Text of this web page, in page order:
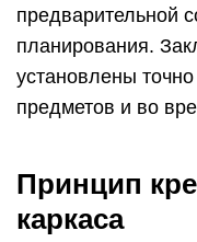
предварительной
планирования.
установлены
предметов и во
Принцип
каркаса